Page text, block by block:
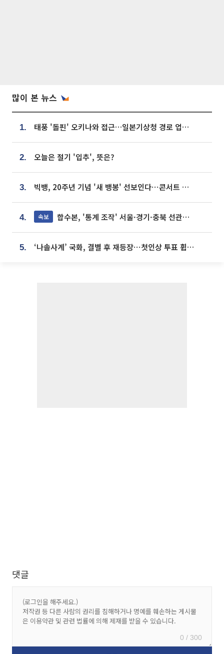
많이 본 뉴스
1. 태풍 '돌핀' 오키나와 접근…일본기상청 경로 업데이트
2. 오늘은 절기 '입추', 뜻은?
3. 빅뱅, 20주년 기념 '새 뱅봉' 선보인다⋯콘서트 앞두고 팝업 개최
4. 속보 합수본, '통계 조작' 서울·경기·충북 선관위 등 추가 압수수색
5. ‘나솔사계’ 국화, 결별 후 재등장⋯첫인상 투표 휩쓸고 ‘인기녀’ 등극
댓글
0 / 300